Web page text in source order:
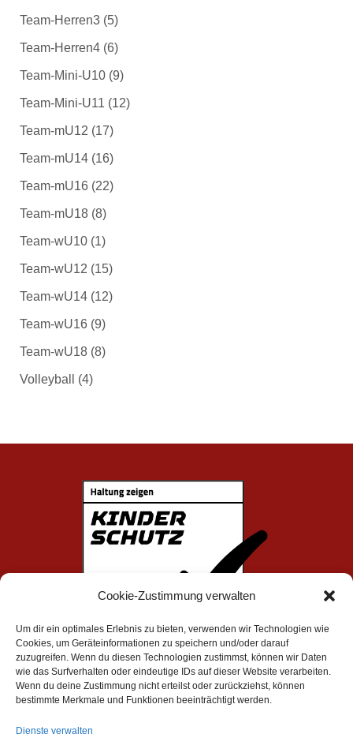
Cookie-Zustimmung verwalten
Um dir ein optimales Erlebnis zu bieten, verwenden wir Technologien wie
Cookies, um Geräteinformationen zu speichern und/oder darauf
zuzugreifen. Wenn du diesen Technologien zustimmst, können wir Daten
wie das Surfverhalten oder eindeutige IDs auf dieser Website verarbeiten.
Wenn du deine Zustimmung nicht erteilst oder zurückziehst, können
bestimmte Merkmale und Funktionen beeinträchtigt werden.
Dienste verwalten
Team-Herren3(5)
Team-Herren4(6)
Team-Mini-U10(9)
Team-Mini-U11 (12)
Team-mU12 (17)
Team-mU14(16)
Team-mU16(22)
Team-mU18(8)
Team-wU10(1)
Team-wU12 (15)
Team-wU14(12)
Team-wU16(9)
Team-wU18(8)
Volleyball (4)
Impressum